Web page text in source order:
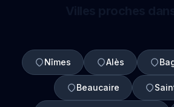
Nîmes Alès
Beaucaire